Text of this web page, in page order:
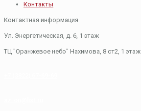
Контакты
Контактная информация
Ул. Энергетическая, д. 6, 1 этаж
​ТЦ "Оранжевое небо"​ Нахимова, 8 ст2, ​1 этаж